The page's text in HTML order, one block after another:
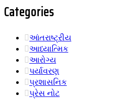
Categories
આંતરાષ્ટ્રીય
આધ્યાત્મિક
આરોગ્ય
પર્યાવરણ
પ્રશાસનિક
પ્રેસ નોટ